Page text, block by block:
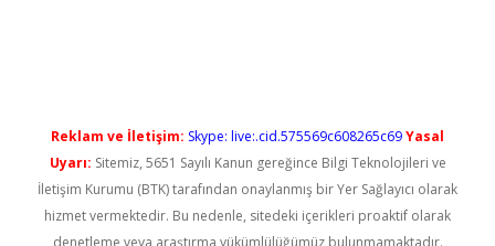
Reklam ve İletişim: Skype: live:.cid.575569c608265c69Yasal
Uyarı: Sitemiz, 5651 Sayılı Kanun gereğince Bilgi Teknolojileri ve
İletişim Kurumu (BTK) tarafından onaylanmış bir Yer Sağlayıcı olarak
hizmet vermektedir. Bu nedenle, sitedeki içerikleri proaktif olarak
denetleme veya araştırma yükümlülüğümüz bulunmamaktadır.